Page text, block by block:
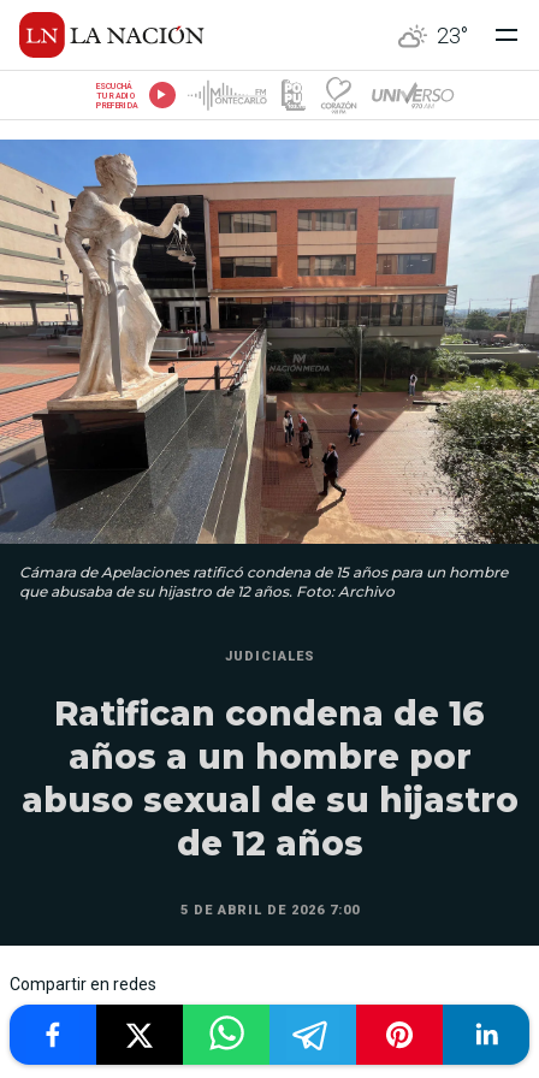
23°
ESCUCHÁ
TU RADIO
PREFERIDA
Cámara de Apelaciones ratificó condena de 15 años para un hombre
que abusaba de su hijastro de 12 años. Foto: Archivo
JUDICIALES
Ratifican condena de 16
años a un hombre por
abuso sexual de su hijastro
de 12 años
5 DE ABRIL DE 2026 7:00
Compartir en redes